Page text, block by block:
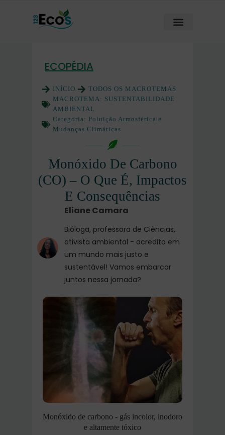
ECOPÉDIA
INÍCIO
TODOS OS MACROTEMAS
MACROTEMA: SUSTENTABILIDADE
AMBIENTAL
Categoria: Poluição Atmosférica e
Mudanças Climáticas
Monóxido De Carbono
(CO) – O Que É, Impactos
E Consequências
Eliane Camara
Bióloga, professora de Ciências,
ativista ambiental - acredito em
um mundo mais justo e
sustentável! Vamos embarcar
juntos nessa jornada?
Monóxido de carbono - gás incolor, inodoro
e altamente tóxico